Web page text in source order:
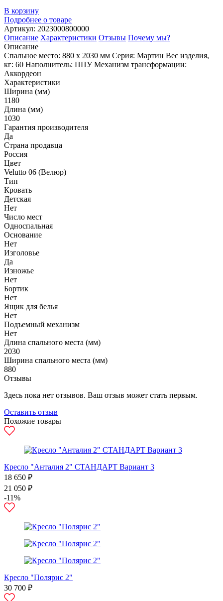
В корзину
Подробнее о товаре
Артикул: 2023000800000
Описание Характеристики Отзывы Почему мы?
Описание
Спальное место: 880 х 2030 мм Серия: Мартин Вес изделия,
кг: 60 Наполнитель: ППУ Механизм трансформации:
Аккордеон
Характеристики
Ширина (мм)
1180
Длина (мм)
1030
Гарантия производителя
Да
Страна продавца
Россия
Цвет
Velutto 06 (Велюр)
Тип
Кровать
Детская
Нет
Число мест
Односпальная
Основание
Нет
Изголовье
Да
Изножье
Нет
Бортик
Нет
Ящик для белья
Нет
Подъемный механизм
Нет
Длина спального места (мм)
2030
Ширина спального места (мм)
880
Отзывы
Здесь пока нет отзывов. Ваш отзыв может стать первым.
Оставить отзыв
Похожие товары
Кресло "Анталия 2" СТАНДАРТ Вариант 3
18 650 ₽
21 050 ₽
-11%
Кресло "Полярис 2"
30 700 ₽